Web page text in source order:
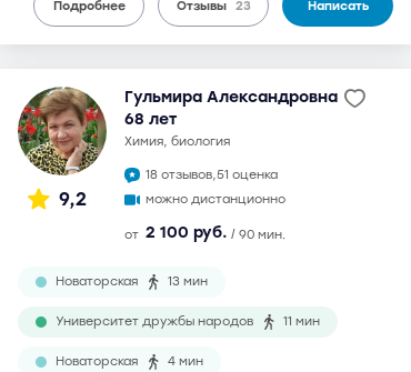
Подробнее Отзывы 23 Написать
9,2
Гульмира Александровна
68 лет
химия, биология
18 отзывов,51 оценка
можно дистанционно
от 2 100 руб. / 90 мин.
Новаторская 13 мин
Университет дружбы народов 11 мин
Новаторская 4 мин